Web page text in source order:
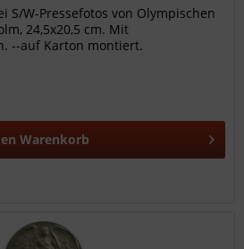
S/W-Pressefotos von Olympischen
24,5x20,5 cm. Mit
--auf Karton montiert.
Warenkorb